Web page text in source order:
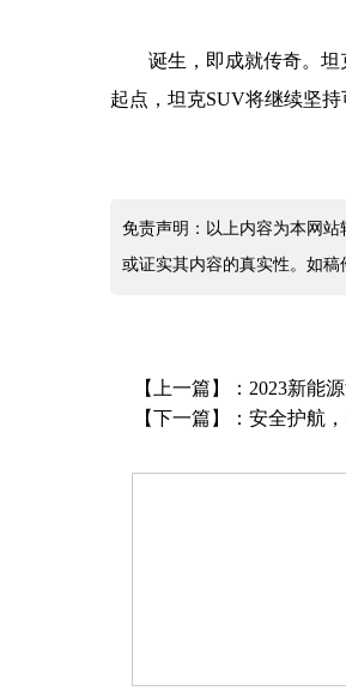
诞生 ， 即成就传奇。 坦
起点，坦克SUV将继续坚持
免责声明：以上内容为本网
或证实其内容的真实性。如稿
【上一篇】： 2023新能
【下一篇】： 安全护航